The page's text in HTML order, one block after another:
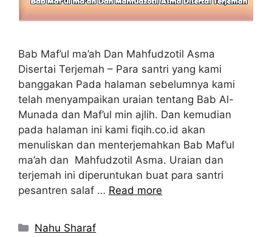
Bab Maf’ul ma’ah Dan Mahfudzotil Asma
Disertai Terjemah – Para santri yang kami
banggakan Pada halaman sebelumnya kami
telah menyampaikan uraian tentang Bab Al-
Munada dan Maf’ul min ajlih. Dan kemudian
pada halaman ini kami fiqih.co.id akan
menuliskan dan menterjemahkan Bab Maf’ul
ma’ah dan Mahfudzotil Asma. Uraian dan
terjemah ini diperuntukan buat para santri
pesantren salaf … Read more
Kategori
Nahu Sharaf